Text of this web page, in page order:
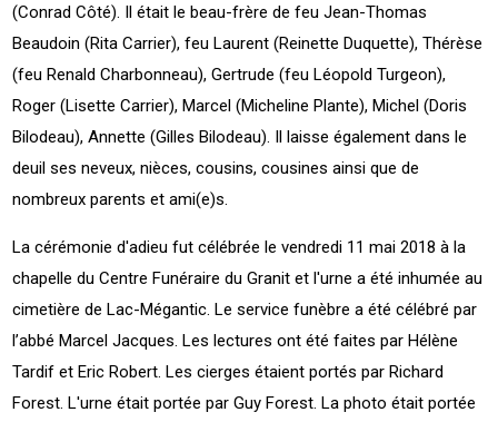
(Conrad Côté). Il était le beau-frère de feu Jean-Thomas
Beaudoin (Rita Carrier), feu Laurent (Reinette Duquette), Thérèse
(feu Renald Charbonneau), Gertrude (feu Léopold Turgeon),
Roger (Lisette Carrier), Marcel (Micheline Plante), Michel (Doris
Bilodeau), Annette (Gilles Bilodeau). Il laisse également dans le
deuil ses neveux, nièces, cousins, cousines ainsi que de
nombreux parents et ami(e)s.
La cérémonie d'adieu fut célébrée le vendredi 11 mai 2018 à la
chapelle du Centre Funéraire du Granit et l'urne a été inhumée au
cimetière de Lac-Mégantic. Le service funèbre a été célébré par
l’abbé Marcel Jacques. Les lectures ont été faites par Hélène
Tardif et Eric Robert. Les cierges étaient portés par Richard
Forest. L'urne était portée par Guy Forest. La photo était portée